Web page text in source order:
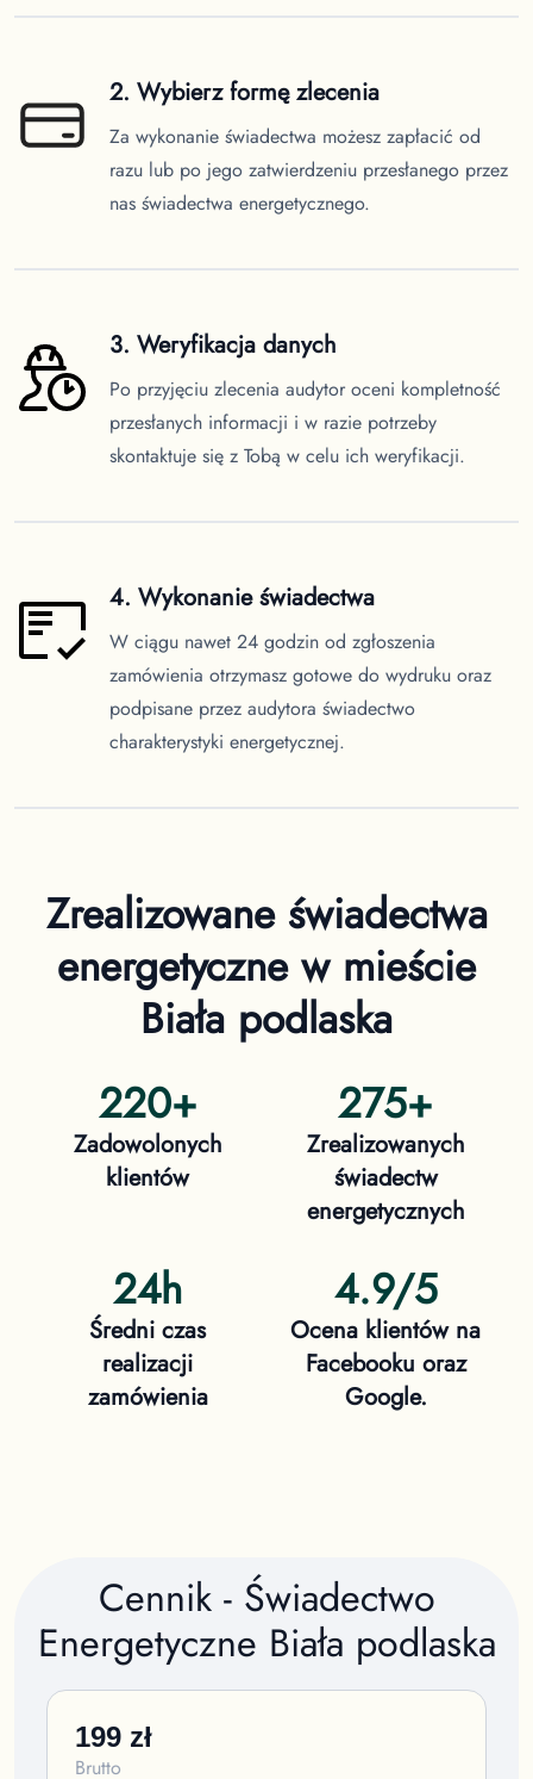
2. Wybierz formę zlecenia
Za wykonanie świadectwa możesz zapłacić od
razu lub po jego zatwierdzeniu przesłanego przez
nas świadectwa energetycznego.
3. Weryfikacja danych
Po przyjęciu zlecenia audytor oceni kompletność
przesłanych informacji i w razie potrzeby
skontaktuje się z Tobą w celu ich weryfikacji.
4. Wykonanie świadectwa
W ciągu nawet 24 godzin od zgłoszenia
zamówienia otrzymasz gotowe do wydruku oraz
podpisane przez audytora świadectwo
charakterystyki energetycznej.
Zrealizowane świadectwa
energetyczne w mieście
Biała podlaska
220+
Zadowolonych
klientów
275+
Zrealizowanych
świadectw
energetycznych
24h
Średni czas
realizacji
zamówienia
4.9/5
Ocena klientów na
Facebooku oraz
Google.
Cennik - Świadectwo
Energetyczne Biała podlaska
199 zł
Brutto